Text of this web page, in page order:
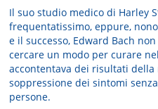
Il suo studio medico di Harley
frequentatissimo, eppure,
e il successo, Edward Bach
cercare un modo per curare
accontentava dei risultati
soppressione dei sintomi
persone.